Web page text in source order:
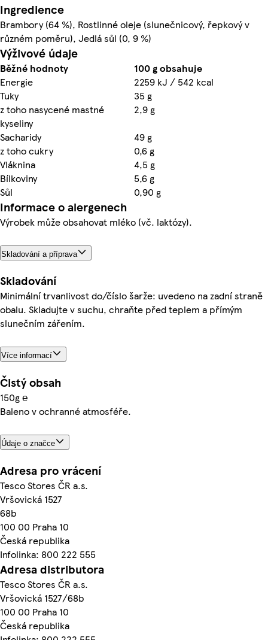
Ingredience
Brambory (64 %), Rostlinné oleje (slunečnicový, řepkový v
různém poměru), Jedlá sůl (0, 9 %)
Výživové údaje
Běžné hodnoty
100 g obsahuje
Energie
2259 kJ / 542 kcal
Tuky
35 g
z toho nasycené mastné
kyseliny
2,9 g
Sacharidy
49 g
z toho cukry
0,6 g
Vláknina
4,5 g
Bílkoviny
5,6 g
Sůl
0,90 g
Informace o alergenech
Výrobek může obsahovat mléko (vč. laktózy).
Skladování a příprava
Skladování
Minimální trvanlivost do/číslo šarže: uvedeno na zadní straně
obalu. Skladujte v suchu, chraňte před teplem a přímým
slunečním zářením.
Více informací
Čistý obsah
150g ℮
Baleno v ochranné atmosféře.
Údaje o značce
Adresa pro vrácení
Tesco Stores ČR a.s.
Vršovická 1527
68b
100 00 Praha 10
Česká republika
Infolinka: 800 222 555
Adresa distributora
Tesco Stores ČR a.s.
Vršovická 1527/68b
100 00 Praha 10
Česká republika